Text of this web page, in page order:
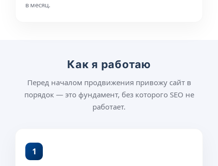
в месяц.
Как я работаю
Перед началом продвижения привожу сайт в
порядок — это фундамент, без которого SEO не
работает.
1